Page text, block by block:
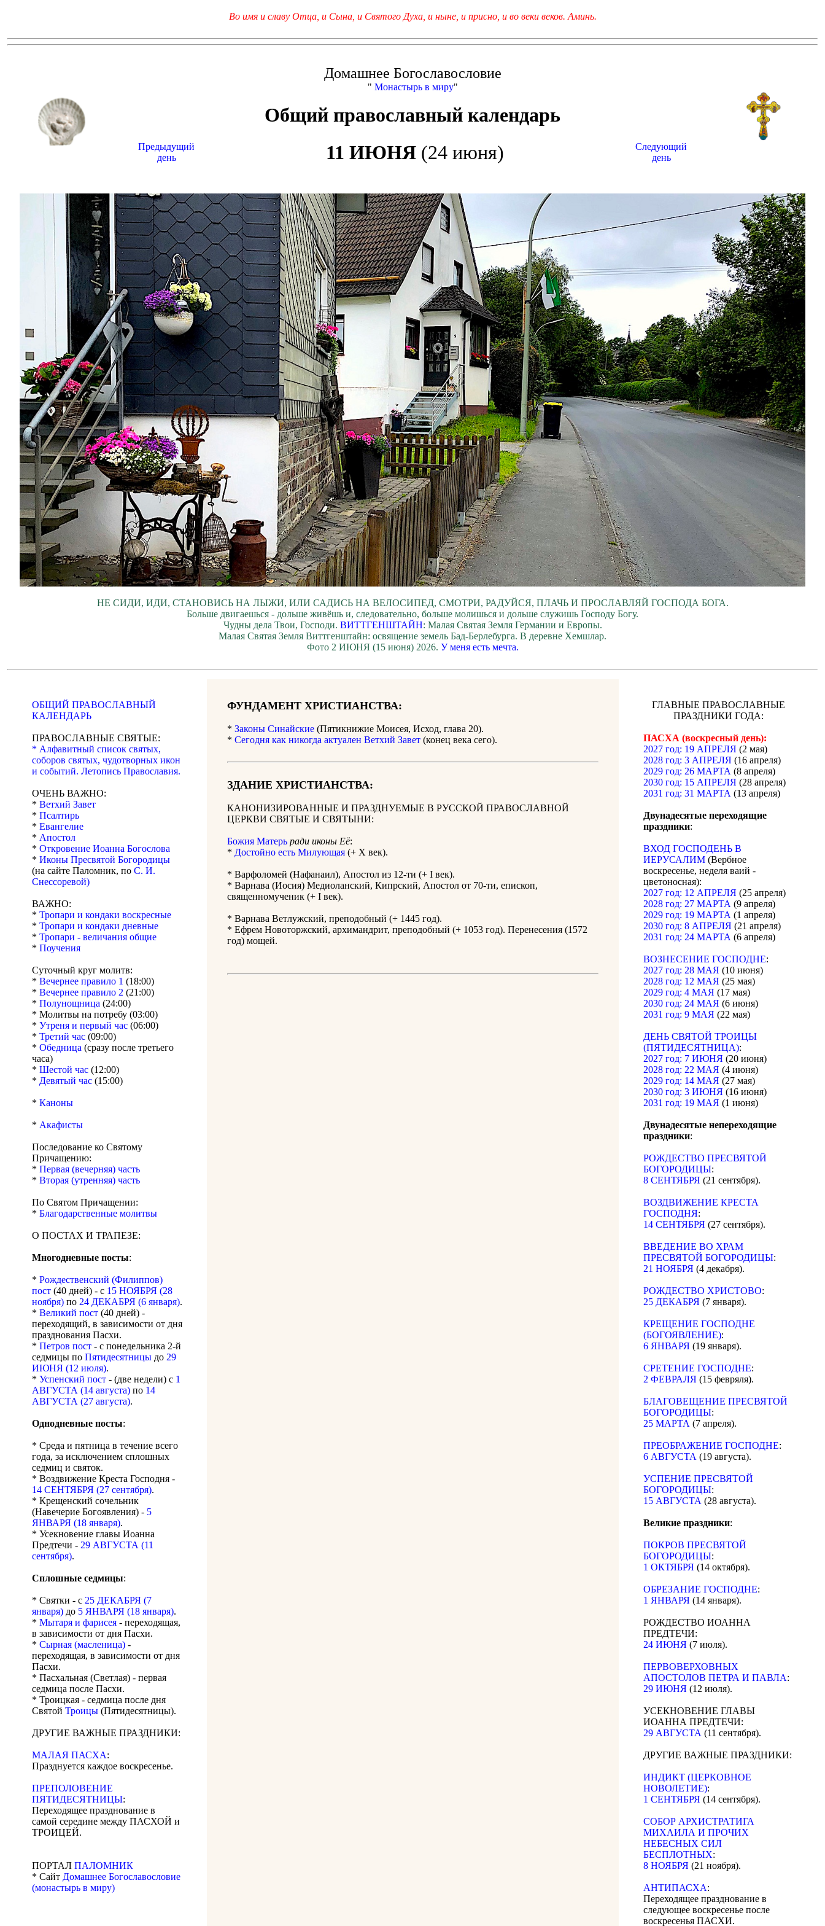
Во имя и славу Отца, и Сына, и Святого Духа, и ныне, и присно, и во веки веков. Аминь.
Домашнее Богославословие
" Монастырь в миру"
Общий православный календарь
Предыдущий
день
11 ИЮНЯ (24 июня)
Следующий
день
НЕ СИДИ, ИДИ, СТАНОВИСЬ НА ЛЫЖИ, ИЛИ САДИСЬ НА ВЕЛОСИПЕД, СМОТРИ, РАДУЙСЯ, ПЛАЧЬ И ПРОСЛАВЛЯЙ ГОСПОДА БОГА.
Больше двигаешься - дольше живёшь и, следовательно, больше молишься и дольше служишь Господу Богу.
Чудны дела Твои, Господи. ВИТТГЕНШТАЙН: Малая Святая Земля Германии и Европы.
Малая Святая Земля Виттгенштайн: освящение земель Бад-Берлебурга. В деревне Хемшлар.
Фото 2 ИЮНЯ (15 июня) 2026. У меня есть мечта.
ОБЩИЙ ПРАВОСЛАВНЫЙ
КАЛЕНДАРЬ
ПРАВОСЛАВНЫЕ СВЯТЫЕ:
* Алфавитный список святых,
соборов святых, чудотворных икон
и событий. Летопись Православия.
ОЧЕНЬ ВАЖНО:
* Ветхий Завет
* Псалтирь
* Евангелие
* Апостол
* Откровение Иоанна Богослова
* Иконы Пресвятой Богородицы
(на сайте Паломник, по С. И.
Снессоревой)
ВАЖНО:
* Тропари и кондаки воскресные
* Тропари и кондаки дневные
* Тропари - величания общие
* Поучения
Суточный круг молитв:
* Вечернее правило 1 (18:00)
* Вечернее правило 2 (21:00)
* Полунощница (24:00)
* Молитвы на потребу (03:00)
* Утреня и первый час (06:00)
* Третий час (09:00)
* Обедница (сразу после третьего
часа)
* Шестой час (12:00)
* Девятый час (15:00)
* Каноны
* Акафисты
Последование ко Святому
Причащению:
* Первая (вечерняя) часть
* Вторая (утренняя) часть
По Святом Причащении:
* Благодарственные молитвы
О ПОСТАХ И ТРАПЕЗЕ:
Многодневные посты:
* Рождественский (Филиппов)
пост (40 дней) - с 15 НОЯБРЯ (28
ноября) по 24 ДЕКАБРЯ (6 января).
* Великий пост (40 дней) -
переходящий, в зависимости от дня
празднования Пасхи.
* Петров пост - с понедельника 2-й
седмицы по Пятидесятницы до 29
ИЮНЯ (12 июля).
* Успенский пост - (две недели) с 1
АВГУСТА (14 августа) по 14
АВГУСТА (27 августа).
Однодневные посты:
* Среда и пятница в течение всего
года, за исключением сплошных
седмиц и святок.
* Воздвижение Креста Господня -
14 СЕНТЯБРЯ (27 сентября).
* Крещенский сочельник
(Навечерие Богоявления) - 5
ЯНВАРЯ (18 января).
* Усекновение главы Иоанна
Предтечи - 29 АВГУСТА (11
сентября).
Сплошные седмицы:
* Святки - с 25 ДЕКАБРЯ (7
января) до 5 ЯНВАРЯ (18 января).
* Мытаря и фарисея - переходящая,
в зависимости от дня Пасхи.
* Сырная (масленица) -
переходящая, в зависимости от дня
Пасхи.
* Пасхальная (Светлая) - первая
седмица после Пасхи.
* Троицкая - седмица после дня
Святой Троицы (Пятидесятницы).
ДРУГИЕ ВАЖНЫЕ ПРАЗДНИКИ:
МАЛАЯ ПАСХА:
Празднуется каждое воскресенье.
ПРЕПОЛОВЕНИЕ
ПЯТИДЕСЯТНИЦЫ:
Переходящее празднование в
самой середине между ПАСХОЙ и
ТРОИЦЕЙ.
ПОРТАЛ ПАЛОМНИК
* Сайт Домашнее Богославословие
(монастырь в миру)
ФУНДАМЕНТ ХРИСТИАНСТВА:
* Законы Синайские (Пятикнижие Моисея, Исход, глава 20).
* Сегодня как никогда актуален Ветхий Завет (конец века сего).
ЗДАНИЕ ХРИСТИАНСТВА:
КАНОНИЗИРОВАННЫЕ И ПРАЗДНУЕМЫЕ В РУССКОЙ ПРАВОСЛАВНОЙ
ЦЕРКВИ СВЯТЫЕ И СВЯТЫНИ:
Божия Матерь ради иконы Её:
* Достойно есть Милующая (+ X век).
* Варфоломей (Нафанаил), Апостол из 12-ти (+ I век).
* Варнава (Иосия) Медиоланский, Кипрский, Апостол от 70-ти, епископ,
священномученик (+ I век).
* Варнава Ветлужский, преподобный (+ 1445 год).
* Ефрем Новоторжский, архимандрит, преподобный (+ 1053 год). Перенесения (1572
год) мощей.
ГЛАВНЫЕ ПРАВОСЛАВНЫЕ
ПРАЗДНИКИ ГОДА:
ПАСХА (воскресный день):
2027 год: 19 АПРЕЛЯ (2 мая)
2028 год: 3 АПРЕЛЯ (16 апреля)
2029 год: 26 МАРТА (8 апреля)
2030 год: 15 АПРЕЛЯ (28 апреля)
2031 год: 31 МАРТА (13 апреля)
Двунадесятые переходящие
праздники:
ВХОД ГОСПОДЕНЬ В
ИЕРУСАЛИМ (Вербное
воскресенье, неделя ваий -
цветоносная):
2027 год: 12 АПРЕЛЯ (25 апреля)
2028 год: 27 МАРТА (9 апреля)
2029 год: 19 МАРТА (1 апреля)
2030 год: 8 АПРЕЛЯ (21 апреля)
2031 год: 24 МАРТА (6 апреля)
ВОЗНЕСЕНИЕ ГОСПОДНЕ:
2027 год: 28 МАЯ (10 июня)
2028 год: 12 МАЯ (25 мая)
2029 год: 4 МАЯ (17 мая)
2030 год: 24 МАЯ (6 июня)
2031 год: 9 МАЯ (22 мая)
ДЕНЬ СВЯТОЙ ТРОИЦЫ
(ПЯТИДЕСЯТНИЦА):
2027 год: 7 ИЮНЯ (20 июня)
2028 год: 22 МАЯ (4 июня)
2029 год: 14 МАЯ (27 мая)
2030 год: 3 ИЮНЯ (16 июня)
2031 год: 19 МАЯ (1 июня)
Двунадесятые непереходящие
праздники:
РОЖДЕСТВО ПРЕСВЯТОЙ
БОГОРОДИЦЫ:
8 СЕНТЯБРЯ (21 сентября).
ВОЗДВИЖЕНИЕ КРЕСТА
ГОСПОДНЯ:
14 СЕНТЯБРЯ (27 сентября).
ВВЕДЕНИЕ ВО ХРАМ
ПРЕСВЯТОЙ БОГОРОДИЦЫ:
21 НОЯБРЯ (4 декабря).
РОЖДЕСТВО ХРИСТОВО:
25 ДЕКАБРЯ (7 января).
КРЕЩЕНИЕ ГОСПОДНЕ
(БОГОЯВЛЕНИЕ):
6 ЯНВАРЯ (19 января).
СРЕТЕНИЕ ГОСПОДНЕ:
2 ФЕВРАЛЯ (15 февряля).
БЛАГОВЕЩЕНИЕ ПРЕСВЯТОЙ
БОГОРОДИЦЫ:
25 МАРТА (7 апреля).
ПРЕОБРАЖЕНИЕ ГОСПОДНЕ:
6 АВГУСТА (19 августа).
УСПЕНИЕ ПРЕСВЯТОЙ
БОГОРОДИЦЫ:
15 АВГУСТА (28 августа).
Великие праздники:
ПОКРОВ ПРЕСВЯТОЙ
БОГОРОДИЦЫ:
1 ОКТЯБРЯ (14 октября).
ОБРЕЗАНИЕ ГОСПОДНЕ:
1 ЯНВАРЯ (14 января).
РОЖДЕСТВО ИОАННА
ПРЕДТЕЧИ:
24 ИЮНЯ (7 июля).
ПЕРВОВЕРХОВНЫХ
АПОСТОЛОВ ПЕТРА И ПАВЛА:
29 ИЮНЯ (12 июля).
УСЕКНОВЕНИЕ ГЛАВЫ
ИОАННА ПРЕДТЕЧИ:
29 АВГУСТА (11 сентября).
ДРУГИЕ ВАЖНЫЕ ПРАЗДНИКИ:
ИНДИКТ (ЦЕРКОВНОЕ
НОВОЛЕТИЕ):
1 СЕНТЯБРЯ (14 сентября).
CОБОР АРХИСТРАТИГА
МИХАИЛА И ПРОЧИХ
НЕБЕСНЫХ СИЛ
БЕСПЛОТНЫХ:
8 НОЯБРЯ (21 ноября).
АНТИПАСХА:
Переходящее празднование в
следующее воскресенье после
воскресенья ПАСХИ.